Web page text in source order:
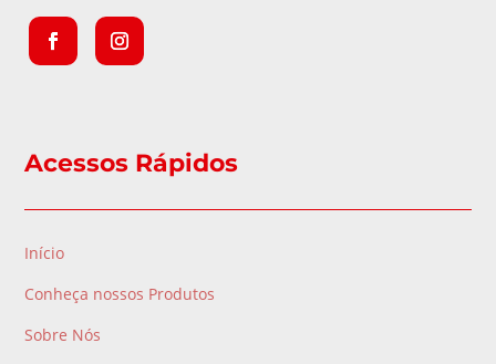
Acessos Rápidos
Início
Conheça nossos Produtos
Sobre Nós